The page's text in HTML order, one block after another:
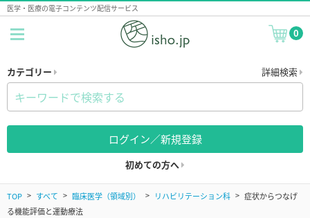
医学・医療の電子コンテンツ配信サービス
0
カテゴリー 詳細検索
ログイン／新規登録
初めての方へ
TOP すべて 臨床医学（領域別） リハビリテーション科
症状からつなげ
る機能評価と運動療法